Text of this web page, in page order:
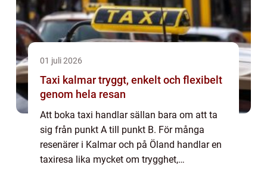
01 juli 2026
Taxi kalmar tryggt, enkelt och flexibelt
genom hela resan
Att boka taxi handlar sällan bara om att ta
sig från punkt A till punkt B. För många
resenärer i Kalmar och på Öland handlar en
taxiresa lika mycket om trygghet,